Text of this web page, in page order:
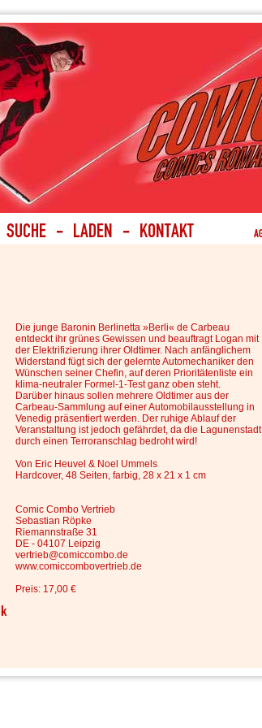
Die junge Baronin Berlinetta »Berli« de Carbeau
entdeckt ihr grünes Gewissen und beauftragt Logan mit
der Elektrifizierung ihrer Oldtimer. Nach anfänglichem
Widerstand fügt sich der gelernte Automechaniker den
Wünschen seiner Chefin, auf deren Prioritätenliste ein
klima-neutraler Formel-1-Test ganz oben steht.
Darüber hinaus sollen mehrere Oldtimer aus der
Carbeau-Sammlung auf einer Automobilausstellung in
Venedig präsentiert werden. Der ruhige Ablauf der
Veranstaltung ist jedoch gefährdet, da die Lagunenstadt
durch einen Terroranschlag bedroht wird!
Von Eric Heuvel & Noel Ummels
Hardcover, 48 Seiten, farbig, 28 x 21 x 1 cm
Comic Combo Vertrieb
Sebastian Röpke
Riemannstraße 31
DE - 04107 Leipzig
vertrieb@comiccombo.de
www.comiccombovertrieb.de
Preis: 17,00 €